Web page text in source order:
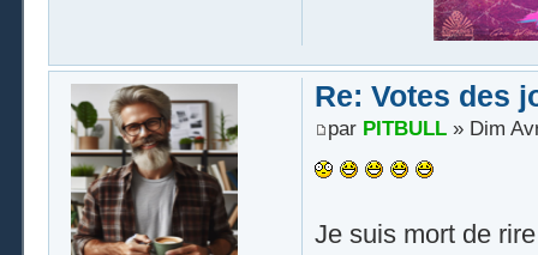
Re: Votes des
par PITBULL» Dim
Je suis mort de